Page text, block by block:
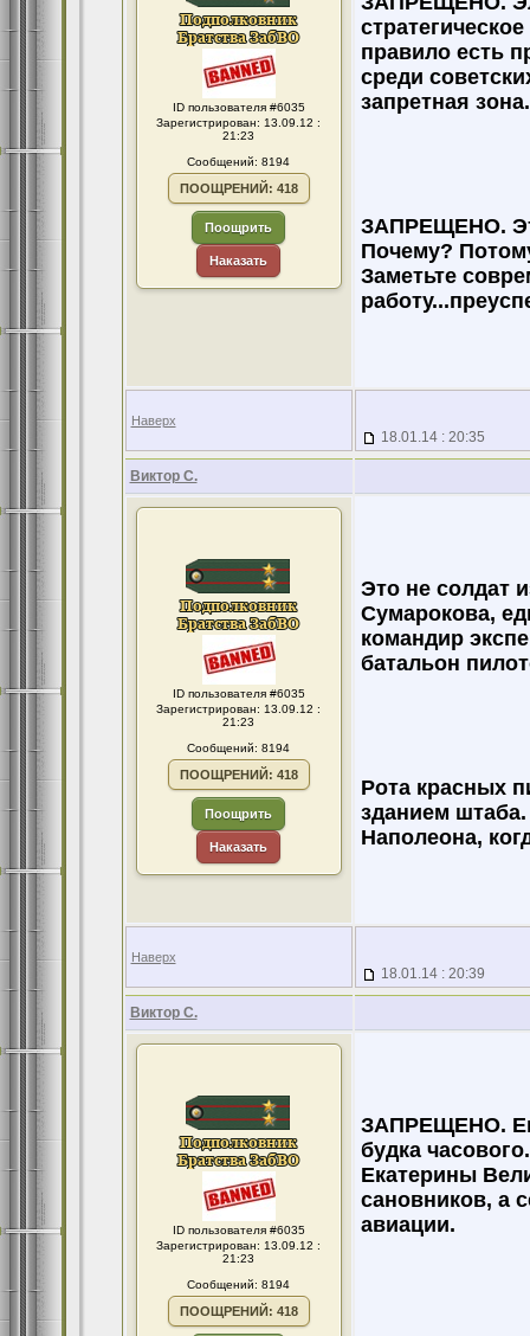
ID пользователя #6035
Зарегистрирован: 13.09.12 :
21:23
Сообщений: 8194
ПООЩРЕНИЙ: 418
Поощрить
Наказать
правило есть
среди
запретная зона.
ЗАПРЕЩЕНО.
Почему?
Заметьте
Наверх
18.01.14 : 20:35
Виктор С.
ID пользователя #6035
Зарегистрирован: 13.09.12 :
21:23
Сообщений: 8194
ПООЩРЕНИЙ: 418
Поощрить
Наказать
Это не солдат
Сумарокова,
командир
батальон
Рота красных
зданием
Наполеона,
Наверх
18.01.14 : 20:39
Виктор С.
ID пользователя #6035
Зарегистрирован: 13.09.12 :
21:23
Сообщений: 8194
ПООЩРЕНИЙ: 418
ЗАПРЕЩЕНО.
будка
Екатерины
сановников, а
авиации.